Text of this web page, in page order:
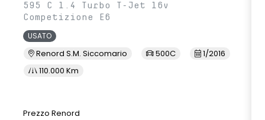
595 C 1.4 Turbo T-Jet 16v
Competizione E6
USATO
Renord S.M. Siccomario 500C
1/2016
110.000 Km
Prezzo Renord